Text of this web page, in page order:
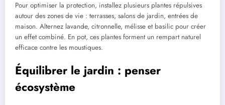
Pour optimiser la protection, installez plusieurs plantes répulsives
autour des zones de vie : terrasses, salons de jardin, entrées de
maison. Alternez lavande, citronnelle, mélisse et basilic pour créer
un effet combiné. En pot, ces plantes forment un rempart naturel
efficace contre les moustiques.
Équilibrer le jardin : penser
écosystème